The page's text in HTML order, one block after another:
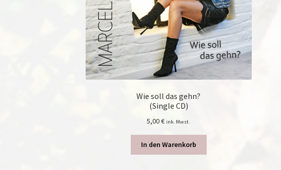
Wie soll das gehn?
(Single CD)
5,00€ ink. Mwst.
In den Warenkorb